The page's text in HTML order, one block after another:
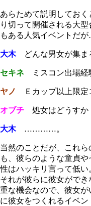
あらためて説明してお
り切って開催される大
もある人気イベントだ
大木どんな男女が集ま
セキネ ミスコン出場経
ヤノ Ｅカップ以上限定
オブチ 処女はどうすか
大木…………。
当然のことだが、これ
も、彼らのような童貞
性はハッキリ言って低い
それが彼らに彼女がで
重な機会なので、彼女
に彼女をつくれるイベ